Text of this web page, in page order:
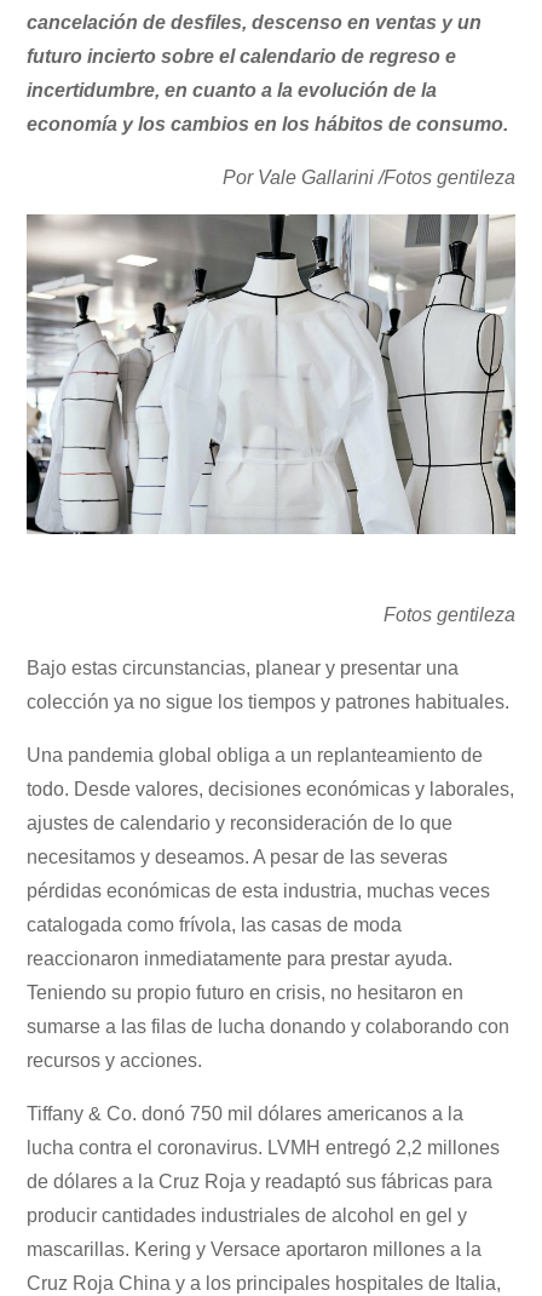
cancelación de desfiles, descenso en ventas y un
futuro incierto sobre el calendario de regreso e
incertidumbre, en cuanto a la evolución de la
economía y los cambios en los hábitos de consumo.
Por Vale Gallarini /Fotos gentileza
Fotos gentileza
Bajo estas circunstancias, planear y presentar una
colección ya no sigue los tiempos y patrones habituales.
Una pandemia global obliga a un replanteamiento de
todo. Desde valores, decisiones económicas y laborales,
ajustes de calendario y reconsideración de lo que
necesitamos y deseamos. A pesar de las severas
pérdidas económicas de esta industria, muchas veces
catalogada como frívola, las casas de moda
reaccionaron inmediatamente para prestar ayuda.
Teniendo su propio futuro en crisis, no hesitaron en
sumarse a las filas de lucha donando y colaborando con
recursos y acciones.
Tiffany & Co. donó 750 mil dólares americanos a la
lucha contra el coronavirus. LVMH entregó 2,2 millones
de dólares a la Cruz Roja y readaptó sus fábricas para
producir cantidades industriales de alcohol en gel y
mascarillas. Kering y Versace aportaron millones a la
Cruz Roja China y a los principales hospitales de Italia,